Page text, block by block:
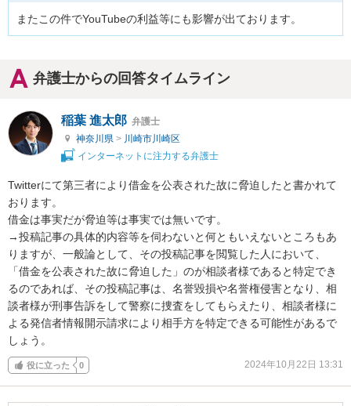
またこの件でYouTubeの利益等にも影響が出ております。
弁護士からの回答タイムライン
稲葉 進太郎 弁護士
神奈川県 > 川崎市川崎区
インターネットに注力する弁護士
Twitterにて第三者により借金を公表された故に脅迫したと書かれて
おります。
借金は事実だが脅迫等は事実では無いです。
→投稿記事の具体的内容等を伺わないと何ともいえないところもあ
りますが、一般論として、その投稿記事を閲覧した人において、
「借金を公表された故に脅迫した」のが相談者様であると特定でき
るのであれば、その投稿記事は、名誉毀損や名誉権侵害となり、相
談者様が刑事告訴をして警察に捜査をしてもらえたり、相談者様に
よる発信者情報開示請求により相手方を特定できる可能性があるで
しょう。
役に立った 0 2024年10月22日 13:31